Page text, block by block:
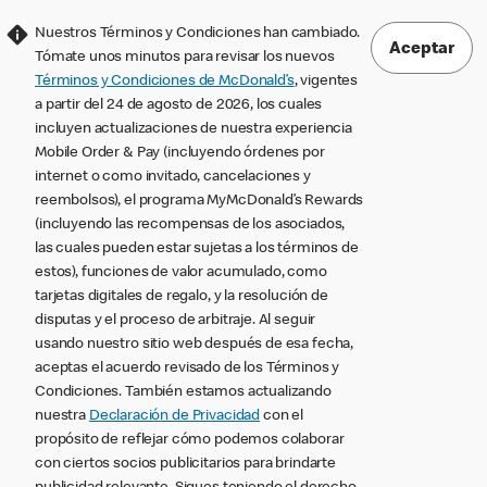
Nuestros Términos y Condiciones han cambiado.
Tómate unos minutos para revisar los nuevos
Términos y Condiciones de McDonald’s, vigentes
a partir del 24 de agosto de 2026, los cuales
incluyen actualizaciones de nuestra experiencia
Mobile Order & Pay (incluyendo órdenes por
internet o como invitado, cancelaciones y
reembolsos), el programa MyMcDonald’s Rewards
(incluyendo las recompensas de los asociados,
las cuales pueden estar sujetas a los términos de
estos), funciones de valor acumulado, como
tarjetas digitales de regalo, y la resolución de
disputas y el proceso de arbitraje. Al seguir
usando nuestro sitio web después de esa fecha,
aceptas el acuerdo revisado de los Términos y
Condiciones. También estamos actualizando
nuestra Declaración de Privacidad con el
propósito de reflejar cómo podemos colaborar
con ciertos socios publicitarios para brindarte
Aceptar